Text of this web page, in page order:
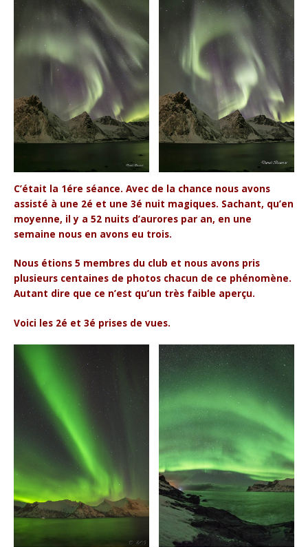
C’était la 1ére séance. Avec de la chance nous avons
assisté à une 2é et une 3é nuit magiques. Sachant, qu’en
moyenne, il y a 52 nuits d’aurores par an, en une
semaine nous en avons eu trois.
Nous étions 5 membres du club et nous avons pris
plusieurs centaines de photos chacun de ce phénomène.
Autant dire que ce n’est qu’un très faible aperçu.
Voici les 2é et 3é prises de vues.